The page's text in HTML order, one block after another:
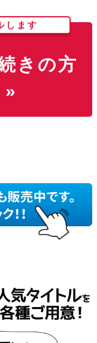
します
きの方
»